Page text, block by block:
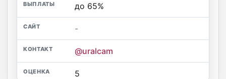
до 65%
-
@uralcam
5